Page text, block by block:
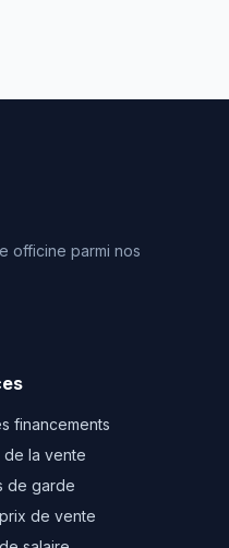
officine parmi nos
financements
de la vente
de garde
de vente